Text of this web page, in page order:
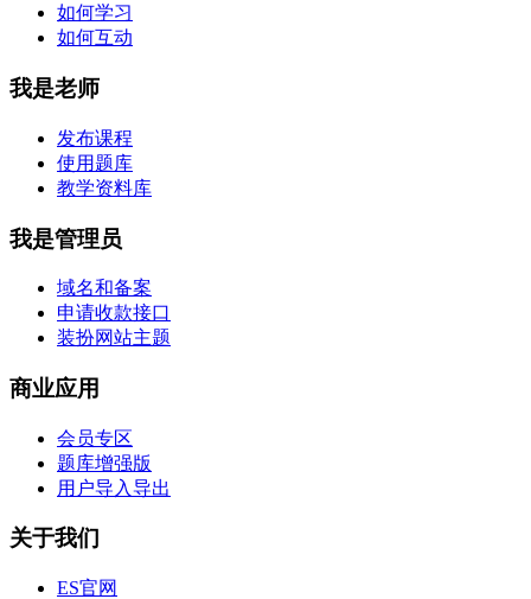
如何学习
如何互动
我是老师
发布课程
使用题库
教学资料库
我是管理员
域名和备案
申请收款接口
装扮网站主题
商业应用
会员专区
题库增强版
用户导入导出
关于我们
ES官网